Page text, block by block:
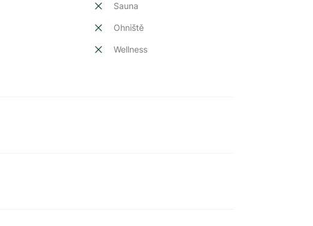
Sauna
Ohniště
Wellness